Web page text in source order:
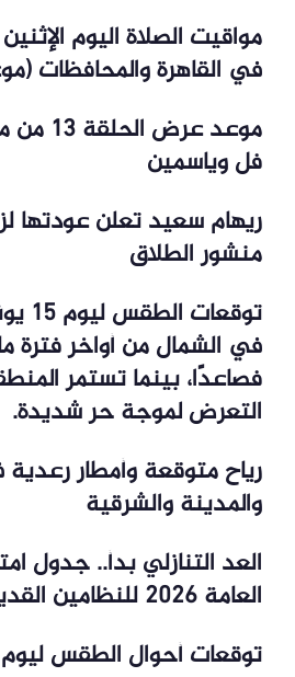
في القاهرة والمحافظات
موعد
فل وياسمين
ريهام سعيد تعلن عودتها
منشور الطلاق
في الشمال من أواخر فترة
فصاعدًا، بينما تستمر
التعرض لموجة حر شديدة.
رياح متوقعة وأمطار
والمدينة والشرقية
العد التنازلي بدأ.. جدول
العامة 2026 للنظامين القديم والجديد
توقعات أحوال الطقس ليوم